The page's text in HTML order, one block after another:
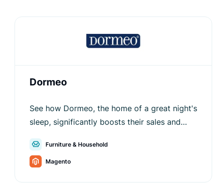
Dormeo
See how Dormeo, the home of a great night's
sleep, significantly boosts their sales and
Furniture & Household
Magento